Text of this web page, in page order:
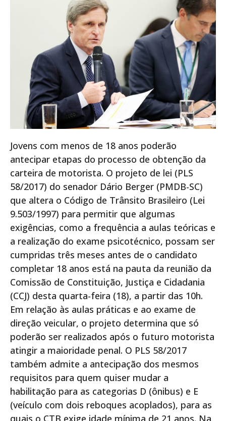
Jovens com menos de 18 anos poderão
antecipar etapas do processo de obtenção da
carteira de motorista. O projeto de lei (PLS
58/2017) do senador Dário Berger (PMDB-SC)
que altera o Código de Trânsito Brasileiro (Lei
9.503/1997) para permitir que algumas
exigências, como a frequência a aulas teóricas e
a realização do exame psicotécnico, possam ser
cumpridas três meses antes de o candidato
completar 18 anos está na pauta da reunião da
Comissão de Constituição, Justiça e Cidadania
(CCJ) desta quarta-feira (18), a partir das 10h.
Em relação às aulas práticas e ao exame de
direção veicular, o projeto determina que só
poderão ser realizados após o futuro motorista
atingir a maioridade penal. O PLS 58/2017
também admite a antecipação dos mesmos
requisitos para quem quiser mudar a
habilitação para as categorias D (ônibus) e E
(veículo com dois reboques acoplados), para as